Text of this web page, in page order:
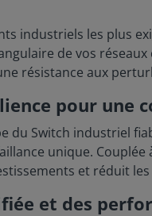
industriels les plus
de vos
résistance aux
pour
du Switch industriel
unique.
et réduit
et des